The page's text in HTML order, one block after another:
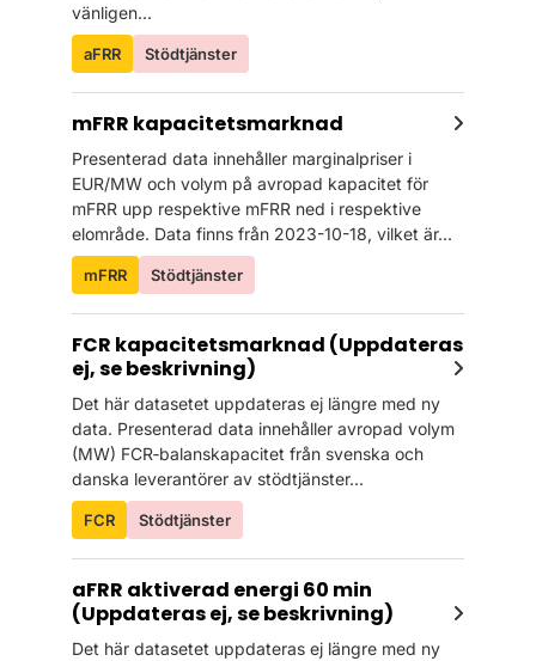
vänligen...
aFRR Stödtjänster
mFRR kapacitetsmarknad
Presenterad data innehåller marginalpriser i
EUR/MW och volym på avropad kapacitet för
mFRR upp respektive mFRR ned i respektive
elområde. Data finns från 2023-10-18, vilket är...
mFRR Stödtjänster
FCR kapacitetsmarknad (Uppdateras
ej, se beskrivning)
Det här datasetet uppdateras ej längre med ny
data. Presenterad data innehåller avropad volym
(MW) FCR‑balanskapacitet från svenska och
danska leverantörer av stödtjänster...
FCR Stödtjänster
aFRR aktiverad energi 60 min
(Uppdateras ej, se beskrivning)
Det här datasetet uppdateras ej längre med ny